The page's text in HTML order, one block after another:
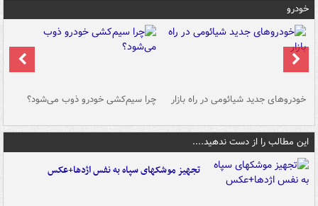
خودرو
خودروهای جدید شیائومی در راه بازار چرا سیم‌کشی خودرو ذوب می‌شود؟
این مطالب را از دست ندهید....
تجهیز موشکهای سپاه به نفس اژدها+عکس